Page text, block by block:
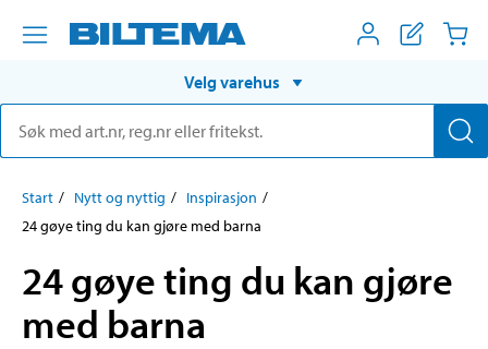
Velg varehus
Start Nytt og nyttig
Inspirasjon
24 gøye ting du kan gjøre med barna
24 gøye ting du kan gjøre
med barna